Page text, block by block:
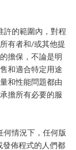
許的範圍內，對程
有者和/或其他提
擔保，不論是明
和適合特定用途
和性能問題都由
擔所有必要的服
何情況下，任何版
佈程式的人們都